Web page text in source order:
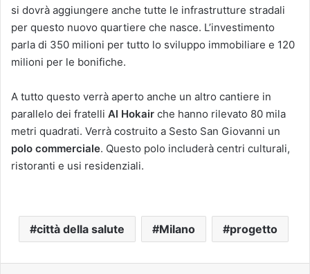
si dovrà aggiungere anche tutte le infrastrutture stradali
per questo nuovo quartiere che nasce. L’investimento
parla di 350 milioni per tutto lo sviluppo immobiliare e 120
milioni per le bonifiche.
A tutto questo verrà aperto anche un altro cantiere in
parallelo dei fratelli Al Hokair che hanno rilevato 80 mila
metri quadrati. Verrà costruito a Sesto San Giovanni un
polo commerciale. Questo polo includerà centri culturali,
ristoranti e usi residenziali.
città della salute Milano progetto